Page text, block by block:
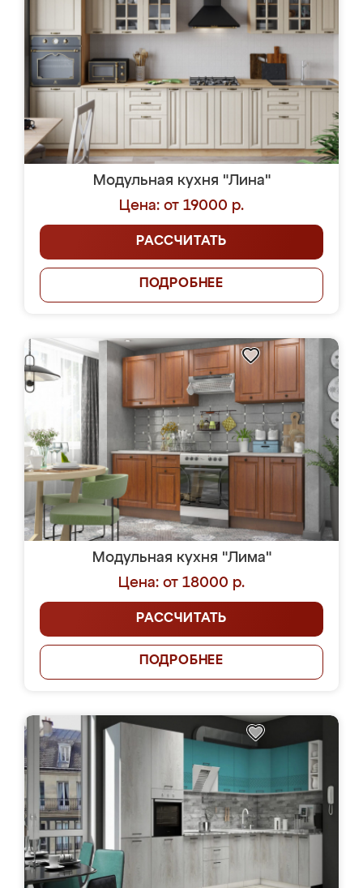
Модульная кухня "Лина"
Цена: от 19000 р.
РАССЧИТАТЬ
ПОДРОБНЕЕ
Модульная кухня "Лима"
Цена: от 18000 р.
РАССЧИТАТЬ
ПОДРОБНЕЕ